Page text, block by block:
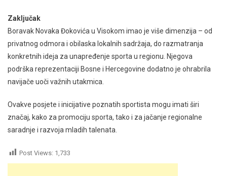
Zaključak
Boravak Novaka Đokovića u Visokom imao je više dimenzija – od
privatnog odmora i obilaska lokalnih sadržaja, do razmatranja
konkretnih ideja za unapređenje sporta u regionu. Njegova
podrška reprezentaciji Bosne i Hercegovine dodatno je ohrabrila
navijače uoči važnih utakmica.
Ovakve posjete i inicijative poznatih sportista mogu imati širi
značaj, kako za promociju sporta, tako i za jačanje regionalne
saradnje i razvoja mladih talenata.
Post Views: 1,733